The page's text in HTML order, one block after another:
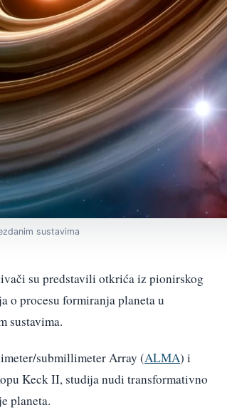
sustavima
su predstavili otkrića iz pionirskog
o procesu formiranja planeta u
sustavima.
submillimeter Array (ALMA) i
Keck II, studija nudi transformativno
planeta.